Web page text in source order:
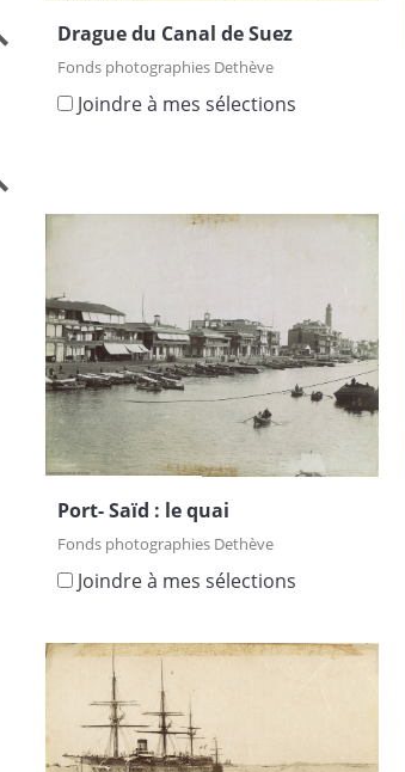
Drague du Canal de Suez
Fonds photographies Dethève
Joindre à mes sélections
Port- Saïd : le quai
Fonds photographies Dethève
Joindre à mes sélections